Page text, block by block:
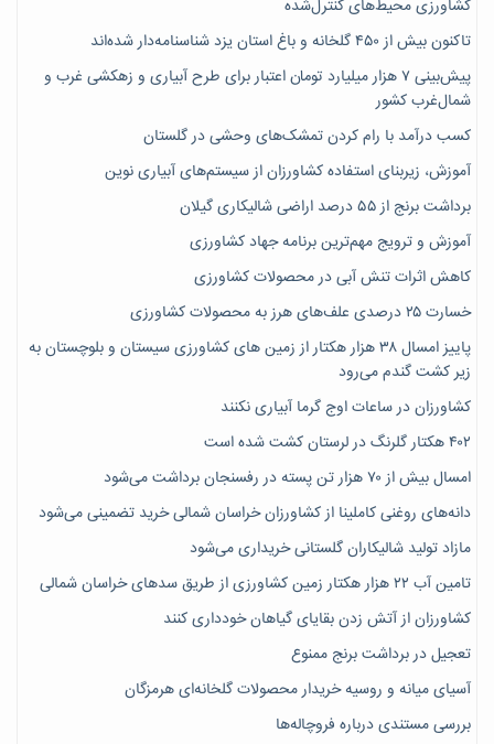
کشاورزی محیط‌های کنترل‌شده
تاکنون بیش از ۴۵۰ گلخانه و باغ استان یزد شناسنامه‌دار شده‌اند
پیش‌بینی ۷‌ هزار میلیارد تومان اعتبار برای طرح آبیاری و زهکشی غرب و
شمال‌غرب کشور
کسب درآمد با رام کردن تمشک‌های وحشی در گلستان
آموزش، زیربنای استفاده کشاورزان از سیستم‌های آبیاری نوین
برداشت برنج از ۵۵ درصد اراضی شالیکاری گیلان
آموزش و ترویج مهم‌ترین برنامه جهاد کشاورزی
کاهش اثرات تنش آبی در محصولات کشاورزی
خسارت ۲۵ درصدی علف‌های هرز به محصولات کشاورزی
پاییز امسال ۳۸ هزار هکتار از زمین های کشاورزی سیستان و بلوچستان به
زیر کشت گندم می‌رود
کشاورزان در ساعات اوج گرما آبیاری نکنند
۴۰۲ هکتار گلرنگ در لرستان کشت شده است
امسال بیش از ۷۰ هزار تن پسته در رفسنجان برداشت می‌شود
دانه‌های روغنی کاملینا از کشاورزان خراسان شمالی خرید تضمینی می‌شود
مازاد تولید شالیکاران گلستانی خریداری می‌شود
تامین آب ۲۲ هزار هکتار زمین کشاورزی از طریق سدهای خراسان شمالی
کشاورزان از آتش زدن بقایای گیاهان خودداری کنند
تعجیل در برداشت برنج ممنوع
آسیای میانه و روسیه خریدار محصولات گلخانه‌ای هرمزگان
بررسی مستندی درباره فروچاله‌ها